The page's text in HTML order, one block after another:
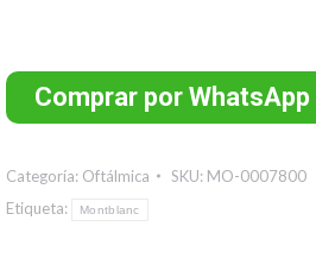
Comprar por WhatsApp
Categoría: Oftálmica SKU: MO-0007800
Etiqueta:
Montblanc